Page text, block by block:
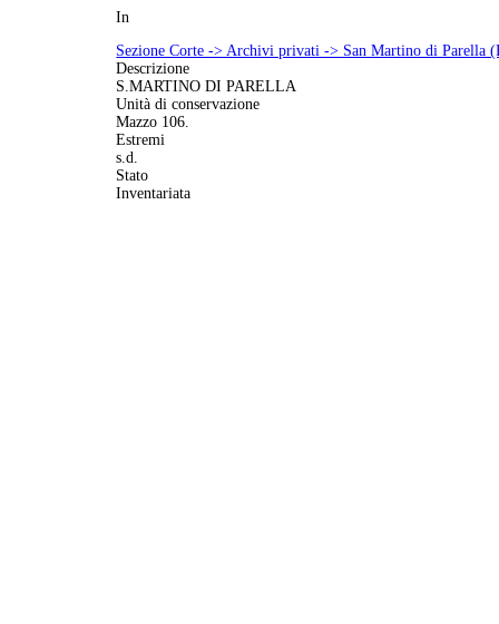
In
Sezione Corte -> Archivi privati -> San Martino di Parella
Descrizione
S.MARTINO DI PARELLA
Unità di conservazione
Mazzo 106.
Estremi
s.d.
Stato
Inventariata